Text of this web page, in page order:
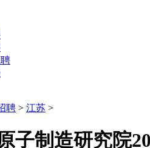
聘 > 江苏 >
子制造研究院